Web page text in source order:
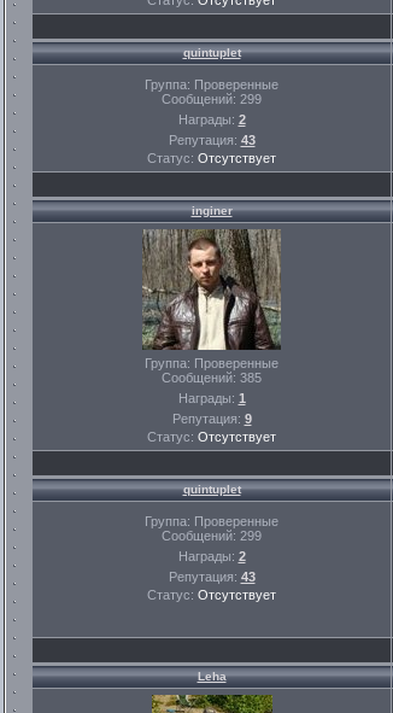
quintuplet
Группа: Проверенные
Сообщений: 299
Награды: 2
Репутация: 43
Статус: Отсутствует
inginer
Группа: Проверенные
Сообщений: 385
Награды: 1
Репутация: 9
Статус: Отсутствует
quintuplet
Группа: Проверенные
Сообщений: 299
Награды: 2
Репутация: 43
Статус: Отсутствует
Leha